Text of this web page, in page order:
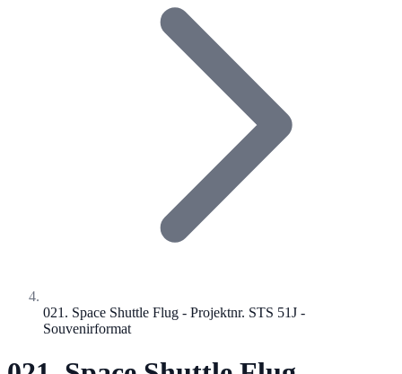
021. Space Shuttle Flug - Projektnr. STS 51J -
Souvenirformat